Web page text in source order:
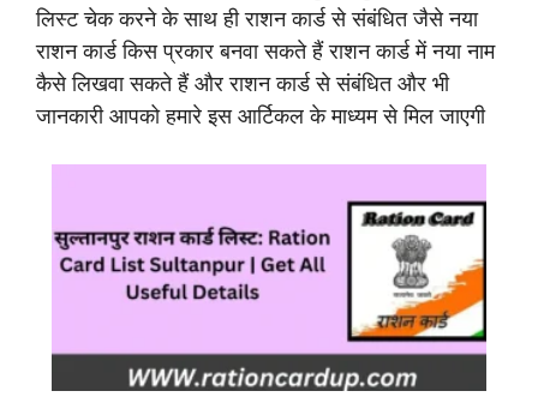
लिस्ट चेक करने के साथ ही राशन कार्ड से संबंधित जैसे नया
राशन कार्ड किस प्रकार बनवा सकते हैं राशन कार्ड में नया नाम
कैसे लिखवा सकते हैं और राशन कार्ड से संबंधित और भी
जानकारी आपको हमारे इस आर्टिकल के माध्यम से मिल जाएगी